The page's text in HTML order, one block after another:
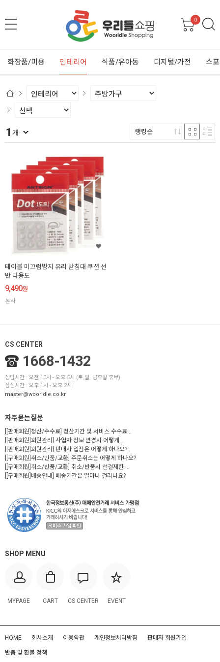
0
화장품/미용 인테리어 식품/유아동 디지털/가전 스
1 개 랭킹순
테이블 미끄럼방지 유리 받침대 쿠션 선
반 다용도
9,490원
본사
CS CENTER
1668-1432
상담시간 : 오전 10시 - 오후 5시 (토,일, 공휴일 휴무)
점심시간 : 오후 1시 - 오후 2시
master@wooridle.co.kr
자주묻는질문
[[판매회원]정산/수수료] 정산기간 및 서비스 수수료...
[[판매회원]회원관리] 사업자 정보 변경시 어떻게...
[[판매회원]회원관리] 판매자 입점은 어떻게 하나요?
[[구매회원]취소/반품/교환] 주문취소는 어떻게 하나요?
[[구매회원]취소/반품/교환] 취소/반품시 선결제한 ...
[[구매회원]배송안내] 배송기간은 얼마나 걸리나요?
SHOP MENU
MYPAGE CART CS CENTER EVENT
HOME 회사소개 이용약관 개인정보처리방침 판매자 회원가입
반품 및 환불 정책